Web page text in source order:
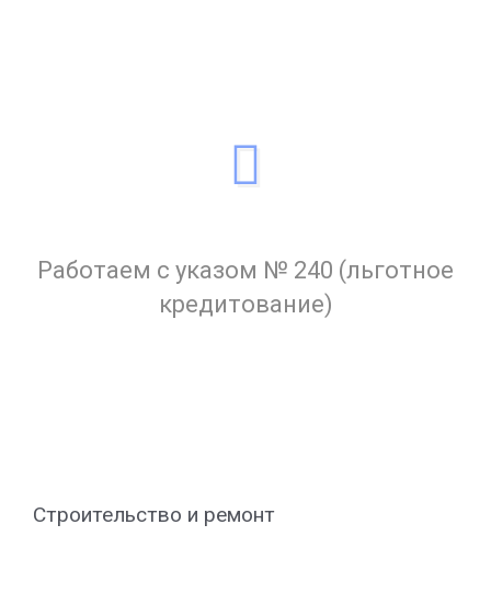
Работаем с указом № 240 (льготное
кредитование)
Строительство и ремонт